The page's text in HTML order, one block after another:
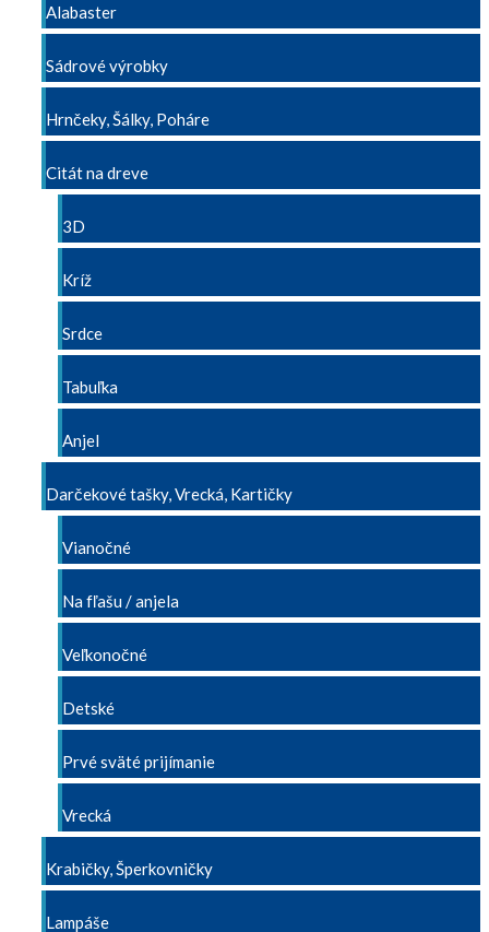
Alabaster
Sádrové výrobky
Hrnčeky, Šálky, Poháre
Citát na dreve
3D
Kríž
Srdce
Tabuľka
Anjel
Darčekové tašky, Vrecká, Kartičky
Vianočné
Na fľašu / anjela
Veľkonočné
Detské
Prvé sväté prijímanie
Vrecká
Krabičky, Šperkovničky
Lampáše